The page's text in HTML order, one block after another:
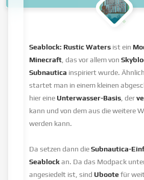
Seablock: Rustic Waters ist ein
Minecraft , das vor allem von
Subnautica inspiriert wurde.
startet man in einem kleinen
hier eine Unterwasser-Basis , der
kann und von dem aus die weitere
werden kann.
Da setzen dann dieSubnautica-
Seablockan. Da das Modpack
angesiedelt ist, sind Ubootefür